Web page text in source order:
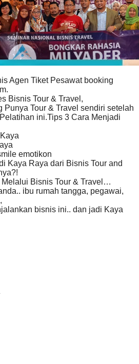
Agen Tiket Pesawat booking
Bisnis Tour & Travel,
Punya Tour & Travel sendiri setelah
ini.Tips 3 Cara Menjadi
emotikon
Kaya Raya dari Bisnis Tour and
Melalui Bisnis Tour & Travel…
ibu rumah tangga, pegawai,
bisnis ini.. dan jadi Kaya